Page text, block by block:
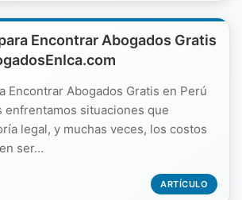
Encontrar Abogados Gratis
Encontrar Abogados Gratis en Perú
enfrentamos situaciones que
legal, y muchas veces, los costos
ser...
ARTÍCULO